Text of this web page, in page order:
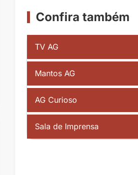
Confira também
TV AG
Mantos AG
AG Curioso
Sala de Imprensa